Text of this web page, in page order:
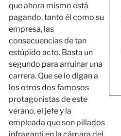
que ahora mismo está
pagando, tanto él como su
empresa, las
consecuencias de tan
estúpido acto. Basta un
segundo para arruinar una
carrera. Que se lo digan a
los otros dos famosos
protagonistas de este
verano, el jefe y la
empleada que son pillados
infraganti en la cámara del